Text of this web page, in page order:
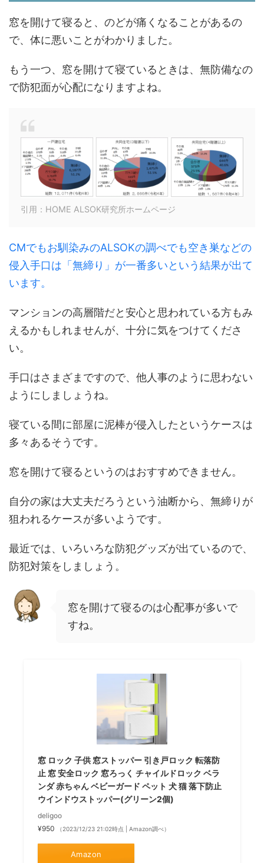
窓を開けて寝ると、のどが痛くなることがあるの
で、体に悪いことがわかりました。
もう一つ、窓を開けて寝ているときは、無防備なの
で防犯面が心配になりますよね。
引用：HOME ALSOK研究所ホームページ
CMでもお馴染みのALSOKの調べでも空き巣などの
侵入手口は「無締り」が一番多いという結果が出て
います。
マンションの高層階だと安心と思われている方もみ
えるかもしれませんが、十分に気をつけてくださ
い。
手口はさまざまですので、他人事のように思わない
ようにしましょうね。
寝ている間に部屋に泥棒が侵入したというケースは
多々あるそうです。
窓を開けて寝るというのはおすすめできません。
自分の家は大丈夫だろうという油断から、無締りが
狙われるケースが多いようです。
最近では、いろいろな防犯グッズが出ているので、
防犯対策をしましょう。
窓を開けて寝るのは心配事が多いで
すね。
窓 ロック 子供 窓ストッパー 引き戸ロック 転落防
止 窓 安全ロック 窓ろっく チャイルドロック ベラ
ンダ 赤ちゃん ベビーガード ペット 犬 猫 落下防止
ウインドウストッパー(グリーン2個)
deligoo
¥950
（2023/12/23 21:02時点 | Amazon調べ）
Amazon